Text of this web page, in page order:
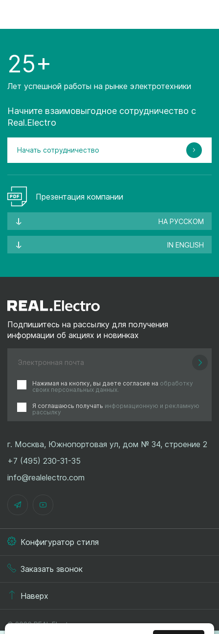
25+
Лет успешной работы на рынке электротехники
Начните взаимовыгодное сотрудничество с
Real.Electro
Начать сотрудничество
Презентация компании
НА РУССКОМ
IN ENGLISH
Подпишитесь на рассылку для получения
информации об акциях и новинках
Нажимая на кнопку, вы даете согласие на обработку
своих персональных данных.
Я соглашаюсь получать информационную и рекламную
рассылку
г. Москва, Южнопортовая ул, дом № 34, строение 2
+7 (495) 230-31-35
info@realelectro.com
Конфигуратор стиля
Заказать звонок
Наверх
© 2026 REAL.Electro